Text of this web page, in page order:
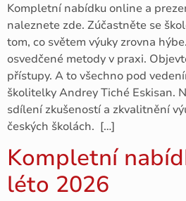
Kompletní nabídku online a
naleznete zde. Zúčastněte se
tom, co světem výuky zrovna
osvedčené metody v praxi.
přístupy. A to všechno pod
školitelky Andrey Tiché Eskisan.
sdílení zkušeností a zkvalitnění
českých školách. […]
Kompletní
léto 2026